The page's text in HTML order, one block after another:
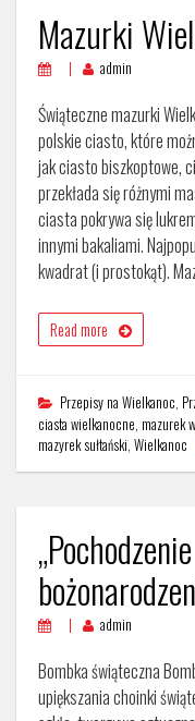
Mazurki
admin
Świąteczne mazurki
polskie ciasto, które
jak ciasto biszkoptowe,
przekłada się różnymi
ciasta pokrywa się
innymi bakaliami.
kwadrat (i prostokąt).
Read more
Przepisy na Wielkanoc,
ciasta wielkanocne, mazurek
mazyrek sułtański, Wielkanoc
admin
Bombka świąteczna
upiększania choinki